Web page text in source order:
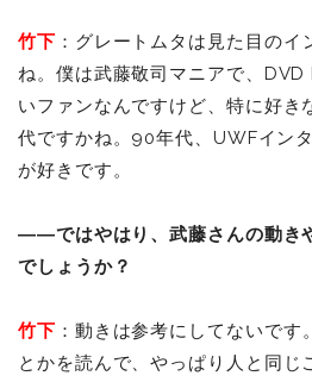
竹下 ：グレートムタは見た目のイ
ね。僕は武藤敬司マニアで、DVD
いファンなんですけど、特に好き
代ですかね。90年代、UWFイン
が好きです。
――ではやはり、武藤さんの動き
でしょうか？
竹下 ：動きは参考にしてないで
とかを読んで、やっぱり人と同じ